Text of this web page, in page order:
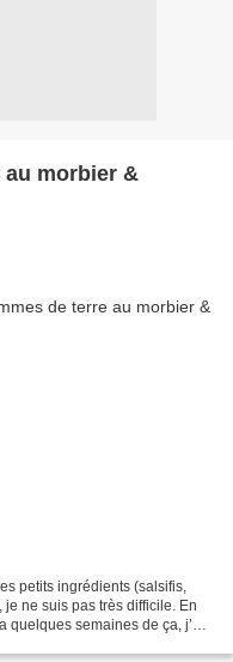
au morbier &
petits ingrédients (salsifis,
ne suis pas très difficile. En
quelques semaines de ça, j’ai